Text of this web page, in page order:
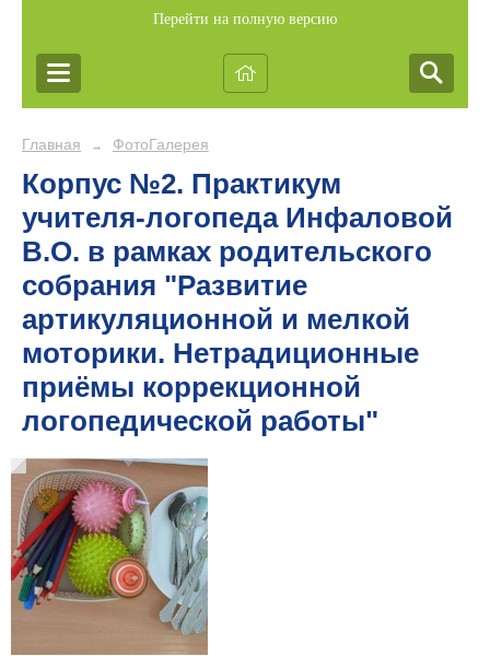
Перейти на полную версию
Главная → ФотоГалерея
Корпус №2. Практикум
учителя-логопеда Инфаловой
В.О. в рамках родительского
собрания "Развитие
артикуляционной и мелкой
моторики. Нетрадиционные
приёмы коррекционной
логопедической работы"